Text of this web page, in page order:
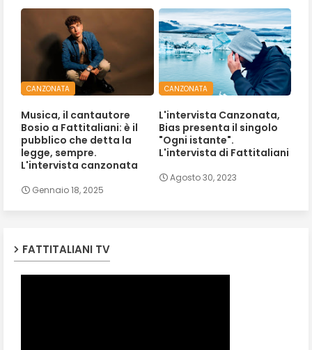
CANZONATA
Musica, il cantautore
Bosio a Fattitaliani: è il
pubblico che detta la
legge, sempre.
L'intervista canzonata
Gennaio 18, 2025
CANZONATA
L'intervista Canzonata,
Bias presenta il singolo
"Ogni istante".
L'intervista di Fattitaliani
Agosto 30, 2023
FATTITALIANI TV